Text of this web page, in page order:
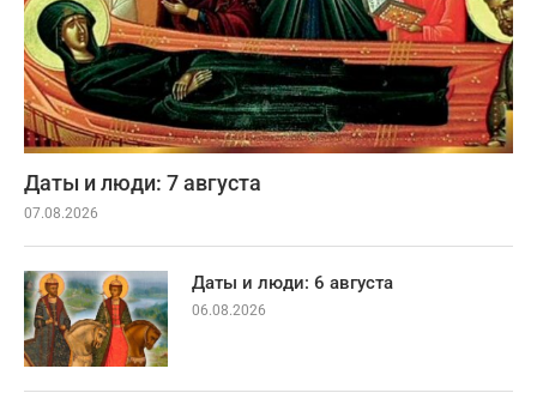
Даты и люди: 7 августа
07.08.2026
Даты и люди: 6 августа
06.08.2026